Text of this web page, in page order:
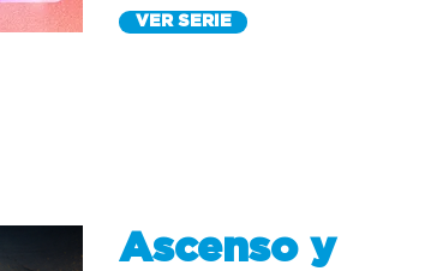
VER SERIE
Ascenso y